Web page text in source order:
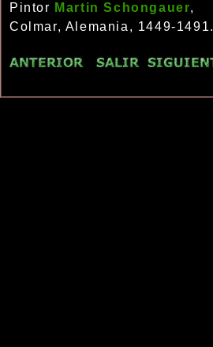
Pintor Martin Schongauer,
Colmar, Alemania, 1449-1491.